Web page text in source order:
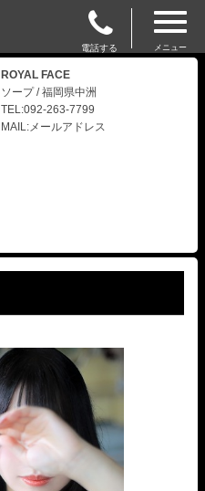
電話する メニュー
ROYAL FACE
ソープ / 福岡県中洲
TEL:092-263-7799
MAIL:メールアドレス